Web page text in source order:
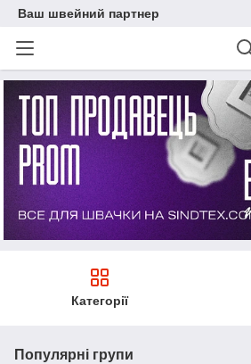
Ваш швейний партнер
Категорії
Популярні групи